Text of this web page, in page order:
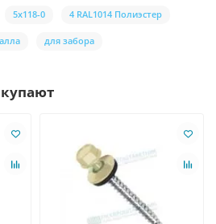
5х118-0 4 RAL1014 Полиэстер
для забора